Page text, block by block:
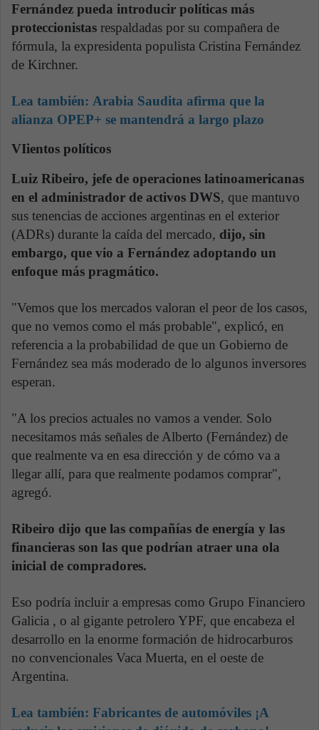
Fernández pueda introducir políticas más
proteccionistas respaldadas por su compañera de
fórmula, la expresidenta populista Cristina Fernández
de Kirchner.
Lea también: Arabia Saudita afirma que la
alianza OPEP+ se mantendrá a largo plazo
VIientos políticos
Luiz Ribeiro, jefe de operaciones latinoamericanas
en el administrador de activos DWS, que mantuvo
sus tenencias de acciones argentinas en el exterior
(ADRs) durante la caída del mercado, dijo, sin
embargo, que vio a Fernández adoptando un
enfoque más pragmático.
"Vemos que los mercados valoran el peor de los casos,
que no vemos como el más probable", explicó, en
referencia a la probabilidad de que un Gobierno de
Fernández sea más moderado de lo algunos inversores
esperan.
"A los precios actuales no vamos a vender. Solo
necesitamos más señales de Alberto (Fernández) de
que realmente va en esa dirección y de cómo va a
llegar allí, para que realmente podamos comprar",
agregó.
Ribeiro dijo que las compañías de energía y las
financieras son las que podrían atraer una ola
inicial de compradores.
Eso podría incluir a empresas como Grupo Financiero
Galicia , o al gigante petrolero YPF, que encabeza el
desarrollo en la enorme formación de hidrocarburos
no convencionales Vaca Muerta, en el oeste de
Argentina.
Lea también: Fabricantes de automóviles ¡A